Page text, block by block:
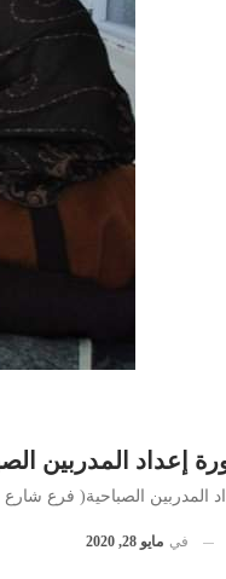
إعداد المدربين
المدربين الصباحية( فرع
في مايو 28, 2020